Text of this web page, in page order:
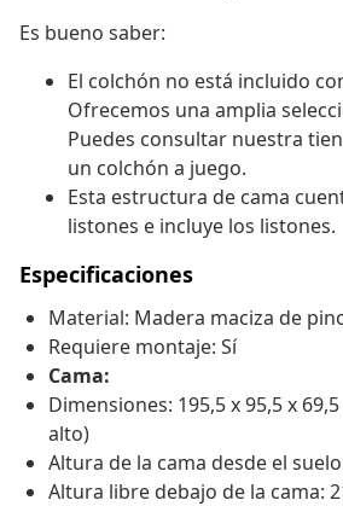
Es bueno saber:
El colchón no está incluido
Ofrecemos una amplia
Puedes consultar nuestra
un colchón a juego.
Esta estructura de cama
listones e incluye los listones.
Especificaciones
Material: Madera maciza de
Requiere montaje: Sí
Cama:
Dimensiones: 195,5 x 95,5 x
alto)
Altura de la cama desde el
Altura libre debajo de la cama: